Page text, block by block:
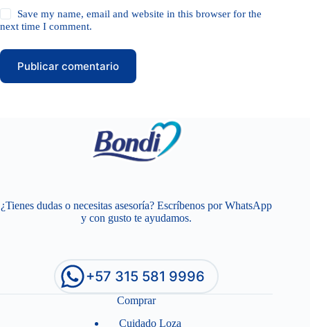
Save my name, email and website in this browser for the
next time I comment.
Publicar comentario
¿Tienes dudas o necesitas asesoría? Escríbenos por WhatsApp
y con gusto te ayudamos.
+57 315 581 9996
Comprar
Cuidado Loza